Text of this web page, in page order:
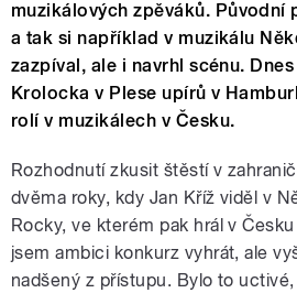
muzikálových zpěváků. Původní
a tak si například v muzikálu
zazpíval, ale i navrhl scénu.
Krolocka v Plese upírů v
rolí v muzikálech v Česku.
Rozhodnutí zkusit štěstí v
dvěma roky, kdy Jan Kříž viděl v
Rocky, ve kterém pak hrál v
jsem ambici konkurz vyhrát, ale
nadšený z přístupu. Bylo to